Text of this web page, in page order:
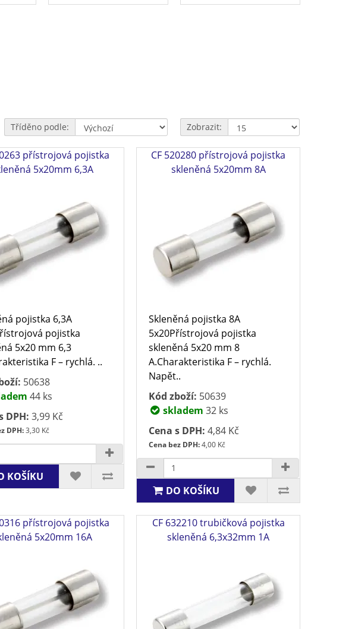
Tříděno podle: Zobrazit:
přístrojová pojistka
5x20mm 6,3A
pojistka 6,3A
pojistka
5x20 mm 6,3
F – rychlá. ..
50638
44 ks
DPH: 3,99 Kč
DPH:3,30 Kč
KOŠÍKU
CF 520280 přístrojová pojistka
skleněná 5x20mm 8A
Skleněná pojistka 8A
5x20Přístrojová pojistka
skleněná 5x20 mm 8
A.Charakteristika F – rychlá.
Napět..
Kód zboží: 50639
skladem 32 ks
Cena s DPH: 4,84 Kč
Cena bez DPH:4,00 Kč
DO KOŠÍKU
přístrojová pojistka
5x20mm 16A
CF 632210 trubičková pojistka
skleněná 6,3x32mm 1A